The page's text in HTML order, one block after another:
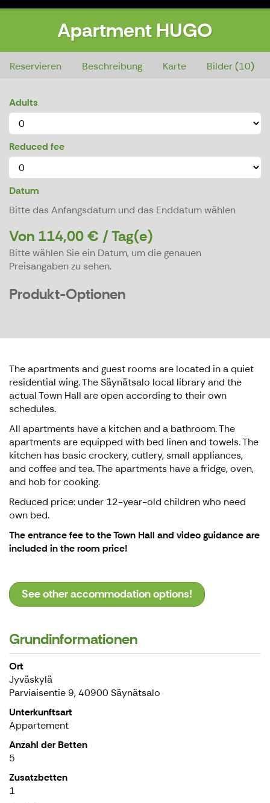
Apartment HUGO
Apartment HUGO
Reservieren Beschreibung Karte Bilder (10)
Adults
Reduced fee
Datum
Bitte das Anfangsdatum und das Enddatum wählen
Von 114,00 € / Tag(e)
Bitte wählen Sie ein Datum, um die genauen
Preisangaben zu sehen.
Produkt-Optionen
The apartments and guest rooms are located in a quiet
residential wing. The Säynätsalo local library and the
actual Town Hall are open according to their own
schedules.
All apartments have a kitchen and a bathroom. The
apartments are equipped with bed linen and towels. The
kitchen has basic crockery, cutlery, small appliances,
and coffee and tea. The apartments have a fridge, oven,
and hob for cooking.
Reduced price: under 12-year-old children who need
own bed.
The entrance fee to the Town Hall and video guidance are
included in the room price!
See other accommodation options!
Grundinformationen
Ort
Jyväskylä
Parviaisentie 9, 40900 Säynätsalo
Unterkunftsart
Appartement
Anzahl der Betten
5
Zusatzbetten
1